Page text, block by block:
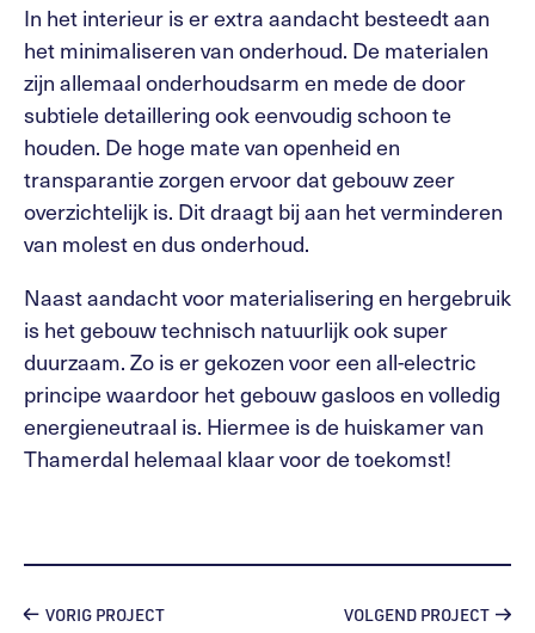
In het interieur is er extra aandacht besteedt aan
het minimaliseren van onderhoud. De materialen
zijn allemaal onderhoudsarm en mede de door
subtiele detaillering ook eenvoudig schoon te
houden. De hoge mate van openheid en
transparantie zorgen ervoor dat gebouw zeer
overzichtelijk is. Dit draagt bij aan het verminderen
van molest en dus onderhoud.
Naast aandacht voor materialisering en hergebruik
is het gebouw technisch natuurlijk ook super
duurzaam. Zo is er gekozen voor een all-electric
principe waardoor het gebouw gasloos en volledig
energieneutraal is. Hiermee is de huiskamer van
Thamerdal helemaal klaar voor de toekomst!
VORIG PROJECT VOLGEND PROJECT